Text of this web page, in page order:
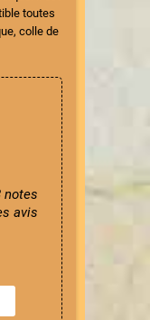
toutes
colle de
notes
avis